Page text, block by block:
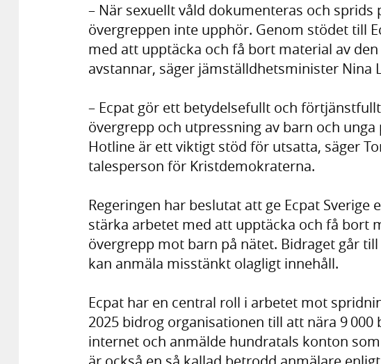
– När sexuellt våld dokumenteras och
övergreppen inte upphör. Genom stödet till
med att upptäcka och få bort material av
avstannar, säger jämställdhetsminister Nina
– Ecpat gör ett betydelsefullt och
övergrepp och utpressning av barn och
Hotline är ett viktigt stöd för utsatta, säger
talesperson för Kristdemokraterna.
Regeringen har beslutat att ge Ecpat
stärka arbetet med att upptäcka och få bort
övergrepp mot barn på nätet. Bidraget går
kan anmäla misstänkt olagligt innehåll.
Ecpat har en central roll i arbetet mot
2025 bidrog organisationen till att nära 9
internet och anmälde hundratals konton